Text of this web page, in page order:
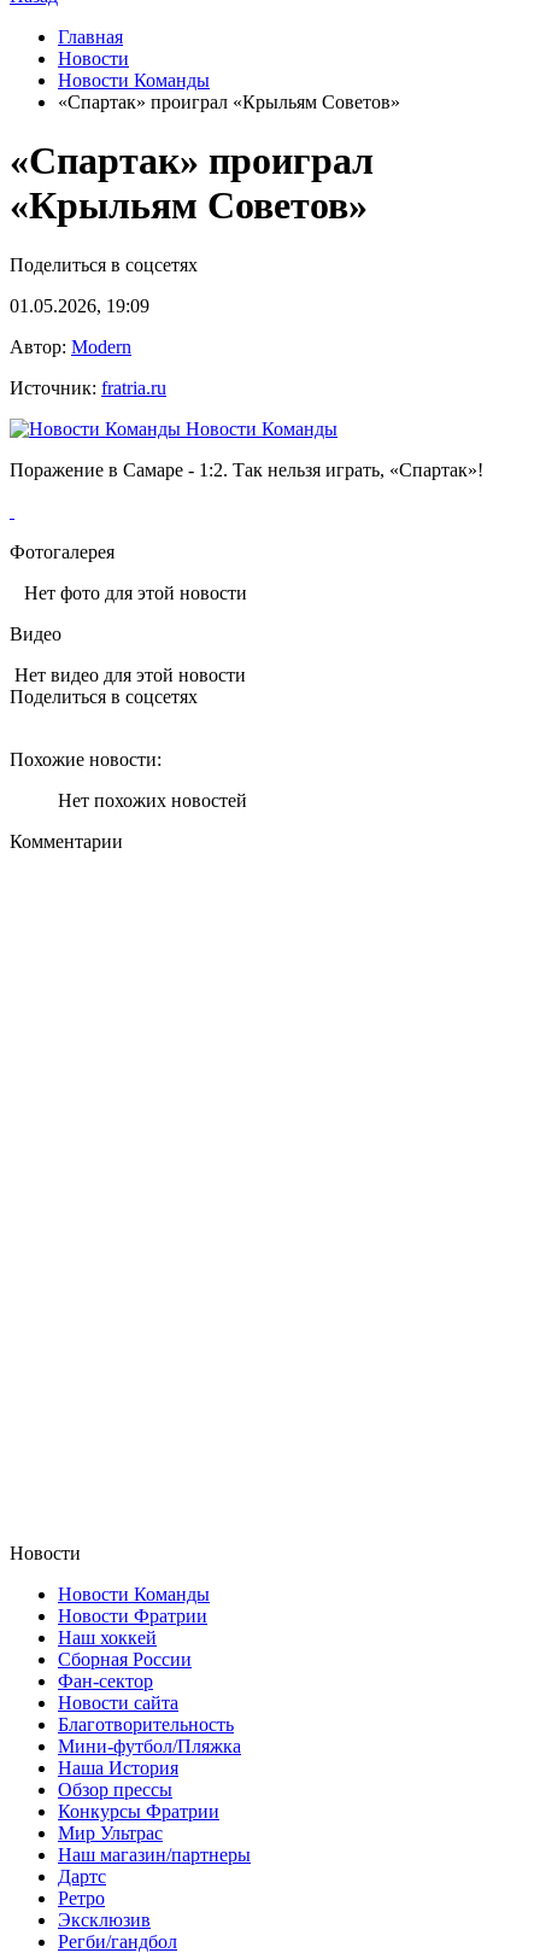
Главная
Новости
Новости Команды
«Спартак» проиграл «Крыльям Советов»
«Спартак» проиграл
«Крыльям Советов»
Поделиться в соцсетях
01.05.2026, 19:09
Автор: Modern
Источник: fratria.ru
Новости Команды
Поражение в Самаре - 1:2. Так нельзя играть, «Спартак»!
Фотогалерея
Нет фото для этой новости
Видео
Нет видео для этой новости
Поделиться в соцсетях
Похожие новости:
Нет похожих новостей
Комментарии
Новости
Новости Команды
Новости Фратрии
Наш хоккей
Сборная России
Фан-cектор
Новости сайта
Благотворительность
Мини-футбол/Пляжка
Наша История
Обзор прессы
Конкурсы Фратрии
Мир Ультрас
Наш магазин/партнеры
Дартс
Ретро
Эксклюзив
Регби/гандбол